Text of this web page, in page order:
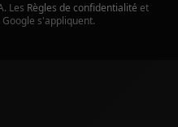
Les Règles de confidentialité et
Google s'appliquent.